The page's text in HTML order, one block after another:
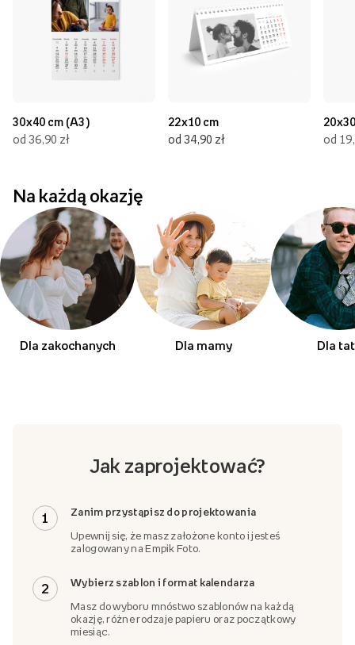
30x40 cm (A3)
od 36,90 zł
22x10 cm
od 34,90 zł
od
Na każdą okazję
Dla zakochanych Dla mamy Dla
Jak zaprojektować?
1 Zanim przystąpisz do projektowania
Upewnij się, że masz założone konto i jesteś
zalogowany na Empik Foto.
2 Wybierz szablon i format kalendarza
Masz do wyboru mnóstwo szablonów na każdą
okazję, różne rodzaje papieru oraz początkowy
miesiąc.